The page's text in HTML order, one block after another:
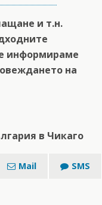
и т.н.
информираме
на
в Чикаго
Mail SMS